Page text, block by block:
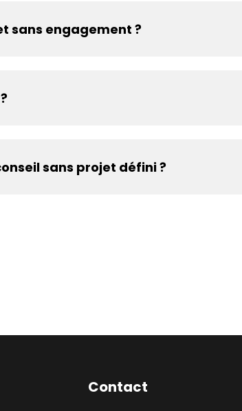
sans engagement ?
sans projet défini ?
Contact